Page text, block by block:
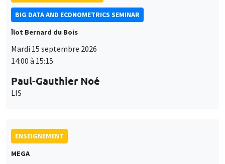
BIG DATA AND ECONOMETRICS SEMINAR
Îlot Bernard du Bois
Mardi 15 septembre 2026
14:00 à 15:15
Paul-Gauthier Noé
LIS
ENSEIGNEMENT
MEGA